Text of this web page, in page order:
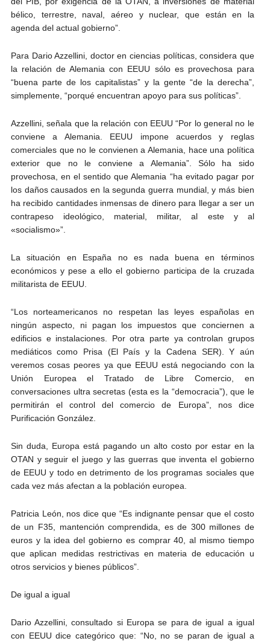
bélico, terrestre, naval, aéreo y nuclear, que están en la
agenda del actual gobierno”.
Para Dario Azzellini, doctor en ciencias políticas, considera que
la relación de Alemania con EEUU sólo es provechosa para
“buena parte de los capitalistas” y la gente “de la derecha”,
simplemente, “porqué encuentran apoyo para sus políticas”.
Azzellini, señala que la relación con EEUU “Por lo general no le
conviene a Alemania. EEUU impone acuerdos y reglas
comerciales que no le convienen a Alemania, hace una política
exterior que no le conviene a Alemania”. Sólo ha sido
provechosa, en el sentido que Alemania “ha evitado pagar por
los daños causados en la segunda guerra mundial, y más bien
ha recibido cantidades inmensas de dinero para llegar a ser un
contrapeso ideológico, material, militar, al este y al
«socialismo»”.
La situación en España no es nada buena en términos
económicos y pese a ello el gobierno participa de la cruzada
militarista de EEUU.
“Los norteamericanos no respetan las leyes españolas en
ningún aspecto, ni pagan los impuestos que conciernen a
edificios e instalaciones. Por otra parte ya controlan grupos
mediáticos como Prisa (El País y la Cadena SER). Y aún
veremos cosas peores ya que EEUU está negociando con la
Unión Europea el Tratado de Libre Comercio, en
conversaciones ultra secretas (esta es la “democracia”), que le
permitirán el control del comercio de Europa”, nos dice
Purificación González.
Sin duda, Europa está pagando un alto costo por estar en la
OTAN y seguir el juego y las guerras que inventa el gobierno
de EEUU y todo en detrimento de los programas sociales que
cada vez más afectan a la población europea.
Patricia León, nos dice que “Es indignante pensar que el costo
de un F35, mantención comprendida, es de 300 millones de
euros y la idea del gobierno es comprar 40, al mismo tiempo
que aplican medidas restrictivas en materia de educación u
otros servicios y bienes públicos”.
De igual a igual
Dario Azzellini, consultado si Europa se para de igual a igual
con EEUU dice categórico que: “No, no se paran de igual a